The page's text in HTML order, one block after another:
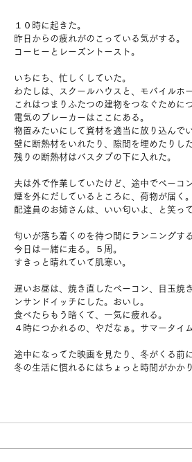
１０時に起きた。
昨日からの疲れがのこっている気がする。
コーヒーとレーズントースト。
いちにち、忙しくしていた。
わたしは、スクールハウスと、モバイルホ
これはつまりふたつの建物をつなぐために
電気のブレーカーはここにある。
物置みたいにして資材を適当に放り込んで
壁に断熱材をいれたり、隙間を埋めたりし
残りの断熱材はバスタブの下に入れた。
夫は外で作業していたけど、途中でベーコ
煙を外にだしているところに、荷物が届く。
配達員のお姉さんは、いい匂いよ、と笑っ
匂いが落ち着くのを待つ間にランニングす
今日は一緒に走る。５周。
すきっと晴れていて肌寒い。
遅いお昼は、焼き直したベーコン、目玉焼
ンサンドイッチにした。おいし。
食べたらもう暗くて、一気に疲れる。
４時につかれるの、やだなぁ。サマータイ
途中になってた映画を見たり、冬がくる前
冬の生活に慣れるにはちょっと時間がかかり